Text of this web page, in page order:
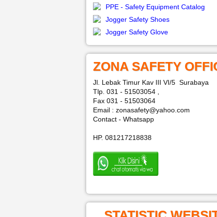
PPE - Safety Equipment Catalog
Jogger Safety Shoes
Jogger Safety Glove
ZONA SAFETY
Jl. Lebak Timur Kav III VI/5 Surabaya
Tlp. 031 - 51503054 ,
Fax 031 - 51503064
Email : zonasafety@yahoo.com
Contact - Whatsapp
HP. 081217218838